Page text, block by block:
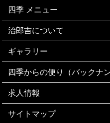
四季 メニュー
治郎吉について
ギャラリー
四季からの便り（バックナン
求人情報
サイトマップ